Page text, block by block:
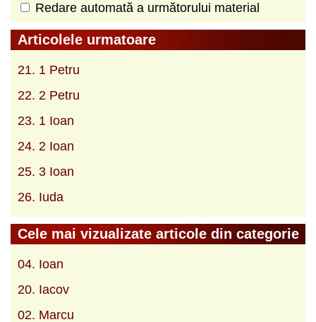
Redare automată a următorului material
Articolele urmatoare
21. 1 Petru
22. 2 Petru
23. 1 Ioan
24. 2 Ioan
25. 3 Ioan
26. Iuda
Cele mai vizualizate articole din categorie
04. Ioan
20. Iacov
02. Marcu